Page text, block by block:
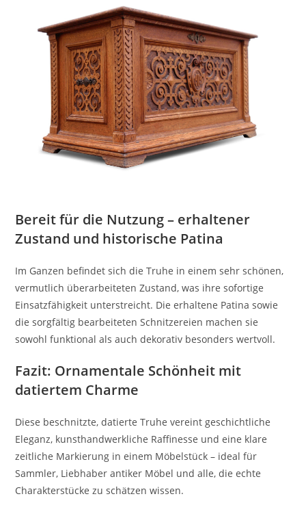
Bereit für die Nutzung – erhaltener
Zustand und historische Patina
Im Ganzen befindet sich die Truhe in einem sehr schönen,
vermutlich überarbeiteten Zustand, was ihre sofortige
Einsatzfähigkeit unterstreicht. Die erhaltene Patina sowie
die sorgfältig bearbeiteten Schnitzereien machen sie
sowohl funktional als auch dekorativ besonders wertvoll.
Fazit: Ornamentale Schönheit mit
datiertem Charme
Diese beschnitzte, datierte Truhe vereint geschichtliche
Eleganz, kunsthandwerkliche Raffinesse und eine klare
zeitliche Markierung in einem Möbelstück – ideal für
Sammler, Liebhaber antiker Möbel und alle, die echte
Charakterstücke zu schätzen wissen.